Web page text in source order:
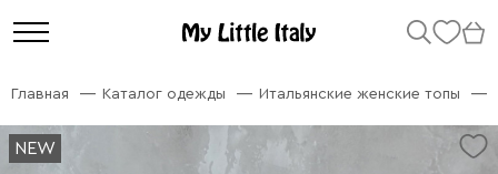
Главная Каталог одежды Итальянские женские топы
NEW
NEW